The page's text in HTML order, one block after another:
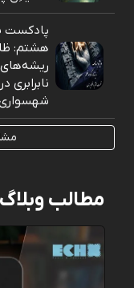
پادکست
هشتم:
نابرابری
مطالب وبلاگ